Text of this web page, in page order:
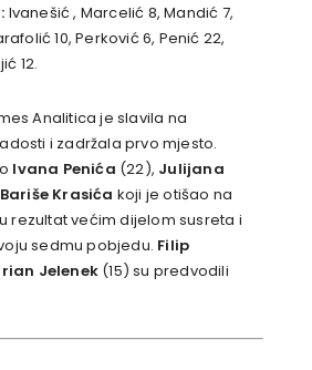
Ivanešić , Marcelić 8, Mandić 7,
10, Perković 6, Penić 22,
12.
Analitica je slavila na
i zadržala prvo mjesto.
Ivana Penića (22), Julijana
Bariše Krasića koji je otišao na
rezultat većim dijelom susreta i
sedmu pobjedu. Filip
Jelenek (15) su predvodili